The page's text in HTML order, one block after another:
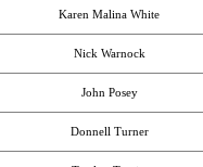
Karen Malina White
Nick Warnock
John Posey
Donnell Turner